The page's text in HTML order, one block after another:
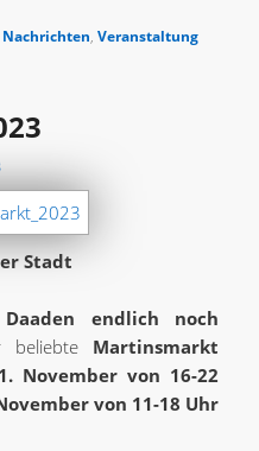
,Veranstaltung
Stadt
Daaden endlich noch
beliebte Martinsmarkt
November von 16-22
von 11-18 Uhr